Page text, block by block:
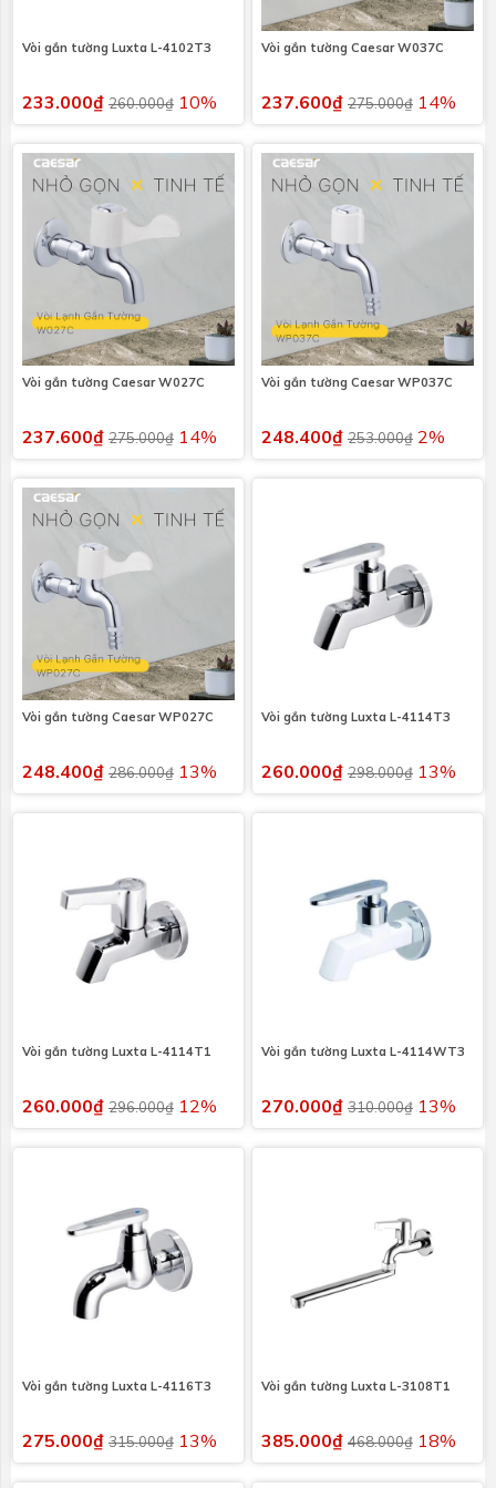
Vòi gắn tường Luxta L-4102T3
233.000₫ 260.000₫ 10%
Vòi gắn tường Caesar W037C
237.600₫ 275.000₫ 14%
Vòi gắn tường Caesar W027C
237.600₫ 275.000₫ 14%
Vòi gắn tường Caesar WP037C
248.400₫ 253.000₫ 2%
Vòi gắn tường Caesar WP027C
248.400₫ 286.000₫ 13%
Vòi gắn tường Luxta L-4114T3
260.000₫ 298.000₫ 13%
Vòi gắn tường Luxta L-4114T1
260.000₫ 296.000₫ 12%
Vòi gắn tường Luxta L-4114WT3
270.000₫ 310.000₫ 13%
Vòi gắn tường Luxta L-4116T3
275.000₫ 315.000₫ 13%
Vòi gắn tường Luxta L-3108T1
385.000₫ 468.000₫ 18%